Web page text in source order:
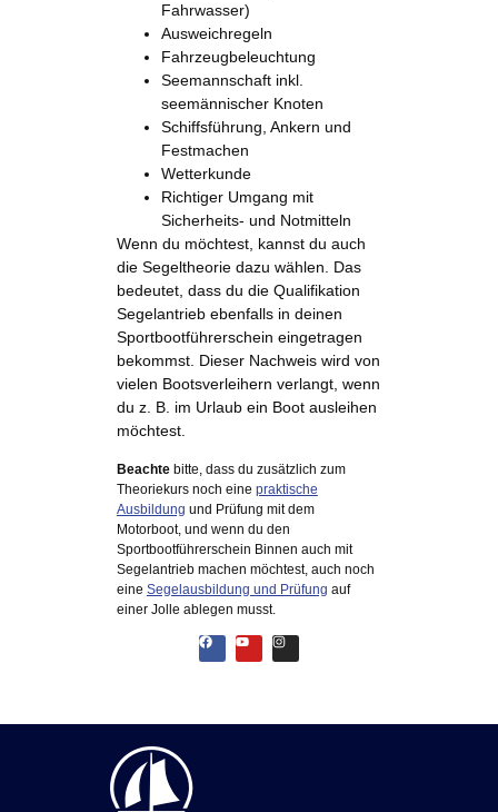
Fahrwasser)
Ausweichregeln
Fahrzeugbeleuchtung
Seemannschaft inkl.
seemännischer Knoten
Schiffsführung, Ankern und
Festmachen
Wetterkunde
Richtiger Umgang mit
Sicherheits- und Notmitteln
Wenn du möchtest, kannst du auch
die Segeltheorie dazu wählen. Das
bedeutet, dass du die Qualifikation
Segelantrieb ebenfalls in deinen
Sportbootführerschein eingetragen
bekommst. Dieser Nachweis wird von
vielen Bootsverleihern verlangt, wenn
du z. B. im Urlaub ein Boot ausleihen
möchtest.
Beachte bitte, dass du zusätzlich zum
Theoriekurs noch eine praktische
Ausbildung und Prüfung mit dem
Motorboot, und wenn du den
Sportbootführerschein Binnen auch mit
Segelantrieb machen möchtest, auch noch
eine Segelausbildung und Prüfung auf
einer Jolle ablegen musst.